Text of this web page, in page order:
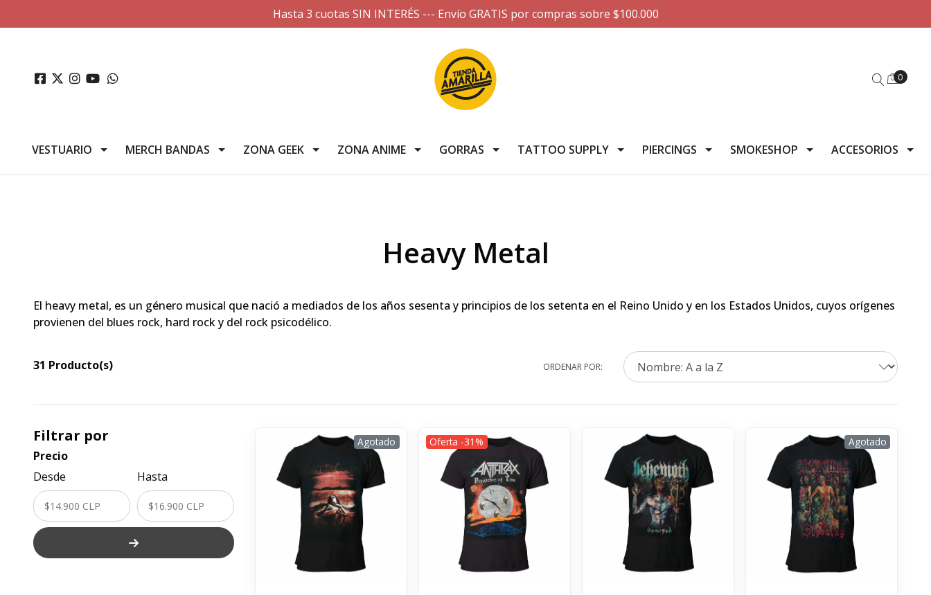
Hasta 3 cuotas SIN INTERÉS --- Envío GRATIS por compras sobre $100.000
0
VESTUARIO MERCH BANDAS ZONA GEEK ZONA ANIME GORRAS TATTOO SUPPLY PIERCINGS SMOKESHOP ACCESORIOS
Heavy Metal
El heavy metal, es un género musical que nació a mediados de los años sesenta y principios de los setenta en el Reino Unido y en los Estados Unidos, cuyos orígenes
provienen del blues rock, hard rock y del rock psicodélico.
31 Producto(s) ORDENAR POR:
Filtrar por
Precio
Desde
Hasta
Agotado Oferta -31% Agotado